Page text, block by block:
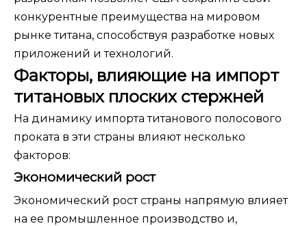
конкурентные преимущества на мировом
рынке титана, способствуя разработке новых
приложений и технологий.
Факторы, влияющие на импорт
титановых плоских стержней
На динамику импорта титанового полосового
проката в эти страны влияют несколько
факторов:
Экономический рост
Экономический рост страны напрямую влияет
на ее промышленное производство и,